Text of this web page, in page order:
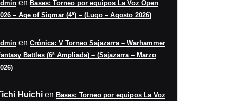
en Bases: Torneo por equipos La Voz Open
– Age of Sigmar (4ª) – (Lugo – Agosto 2026)
en Crónica: V Torneo Sajazarra – Warhammer
Battles (6ª Ampliada) – (Sajazarra – Marzo
Huichi en Bases: Torneo por equipos La Voz